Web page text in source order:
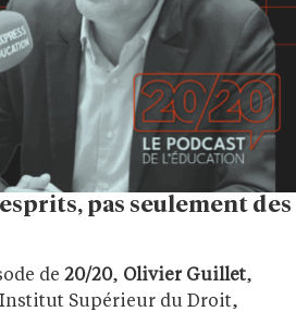
pas seulement des
de 20/20, Olivier Guillet,
Supérieur du Droit,